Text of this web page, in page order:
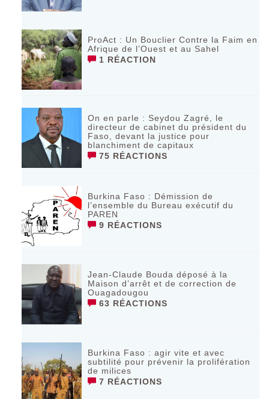
ProAct : Un Bouclier Contre la Faim en
Afrique de l’Ouest et au Sahel
1 RÉACTION
On en parle : Seydou Zagré, le
directeur de cabinet du président du
Faso, devant la justice pour
blanchiment de capitaux
75 RÉACTIONS
Burkina Faso : Démission de
l’ensemble du Bureau exécutif du
PAREN
9 RÉACTIONS
Jean-Claude Bouda déposé à la
Maison d’arrêt et de correction de
Ouagadougou
63 RÉACTIONS
Burkina Faso : agir vite et avec
subtilité pour prévenir la prolifération
de milices
7 RÉACTIONS